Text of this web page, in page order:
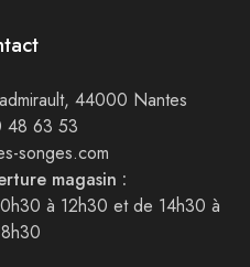
44000 Nantes
48 63 53
songes.com
magasin :
à 12h30 et de 14h30 à